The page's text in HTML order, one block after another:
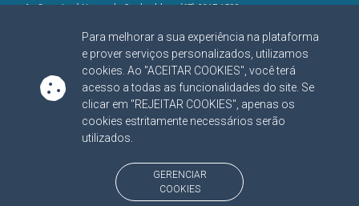
Para melhorar a sua experiência na plataforma
e prover serviços personalizados, utilizamos
cookies. Ao "ACEITAR COOKIES", você terá
acesso a todas as funcionalidades do site. Se
clicar em "REJEITAR COOKIES", apenas os
cookies estritamente necessários serão
utilizados.
GERENCIAR
COOKIES
Av. Des. José Nunes da Cunha, bloco
Campo Grande/MS
CEP: 79031-310
(67) 3317-1500
SIGA NOSSAS REDES SOCIAIS
Linked InYoutube
Facebook
X
BAIXE NOSSO APLICATIVO